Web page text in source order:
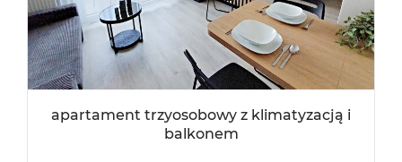
apartament trzyosobowy z klimatyzacją i
balkonem